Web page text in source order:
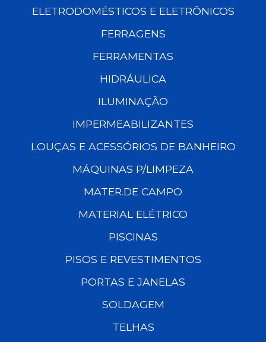
ELETRODOMÉSTICOS E ELETRÔNICOS
FERRAGENS
FERRAMENTAS
HIDRÁULICA
ILUMINAÇÃO
IMPERMEABILIZANTES
LOUÇAS E ACESSÓRIOS DE BANHEIRO
MÁQUINAS P/LIMPEZA
MATER.DE CAMPO
MATERIAL ELÉTRICO
PISCINAS
PISOS E REVESTIMENTOS
PORTAS E JANELAS
SOLDAGEM
TELHAS